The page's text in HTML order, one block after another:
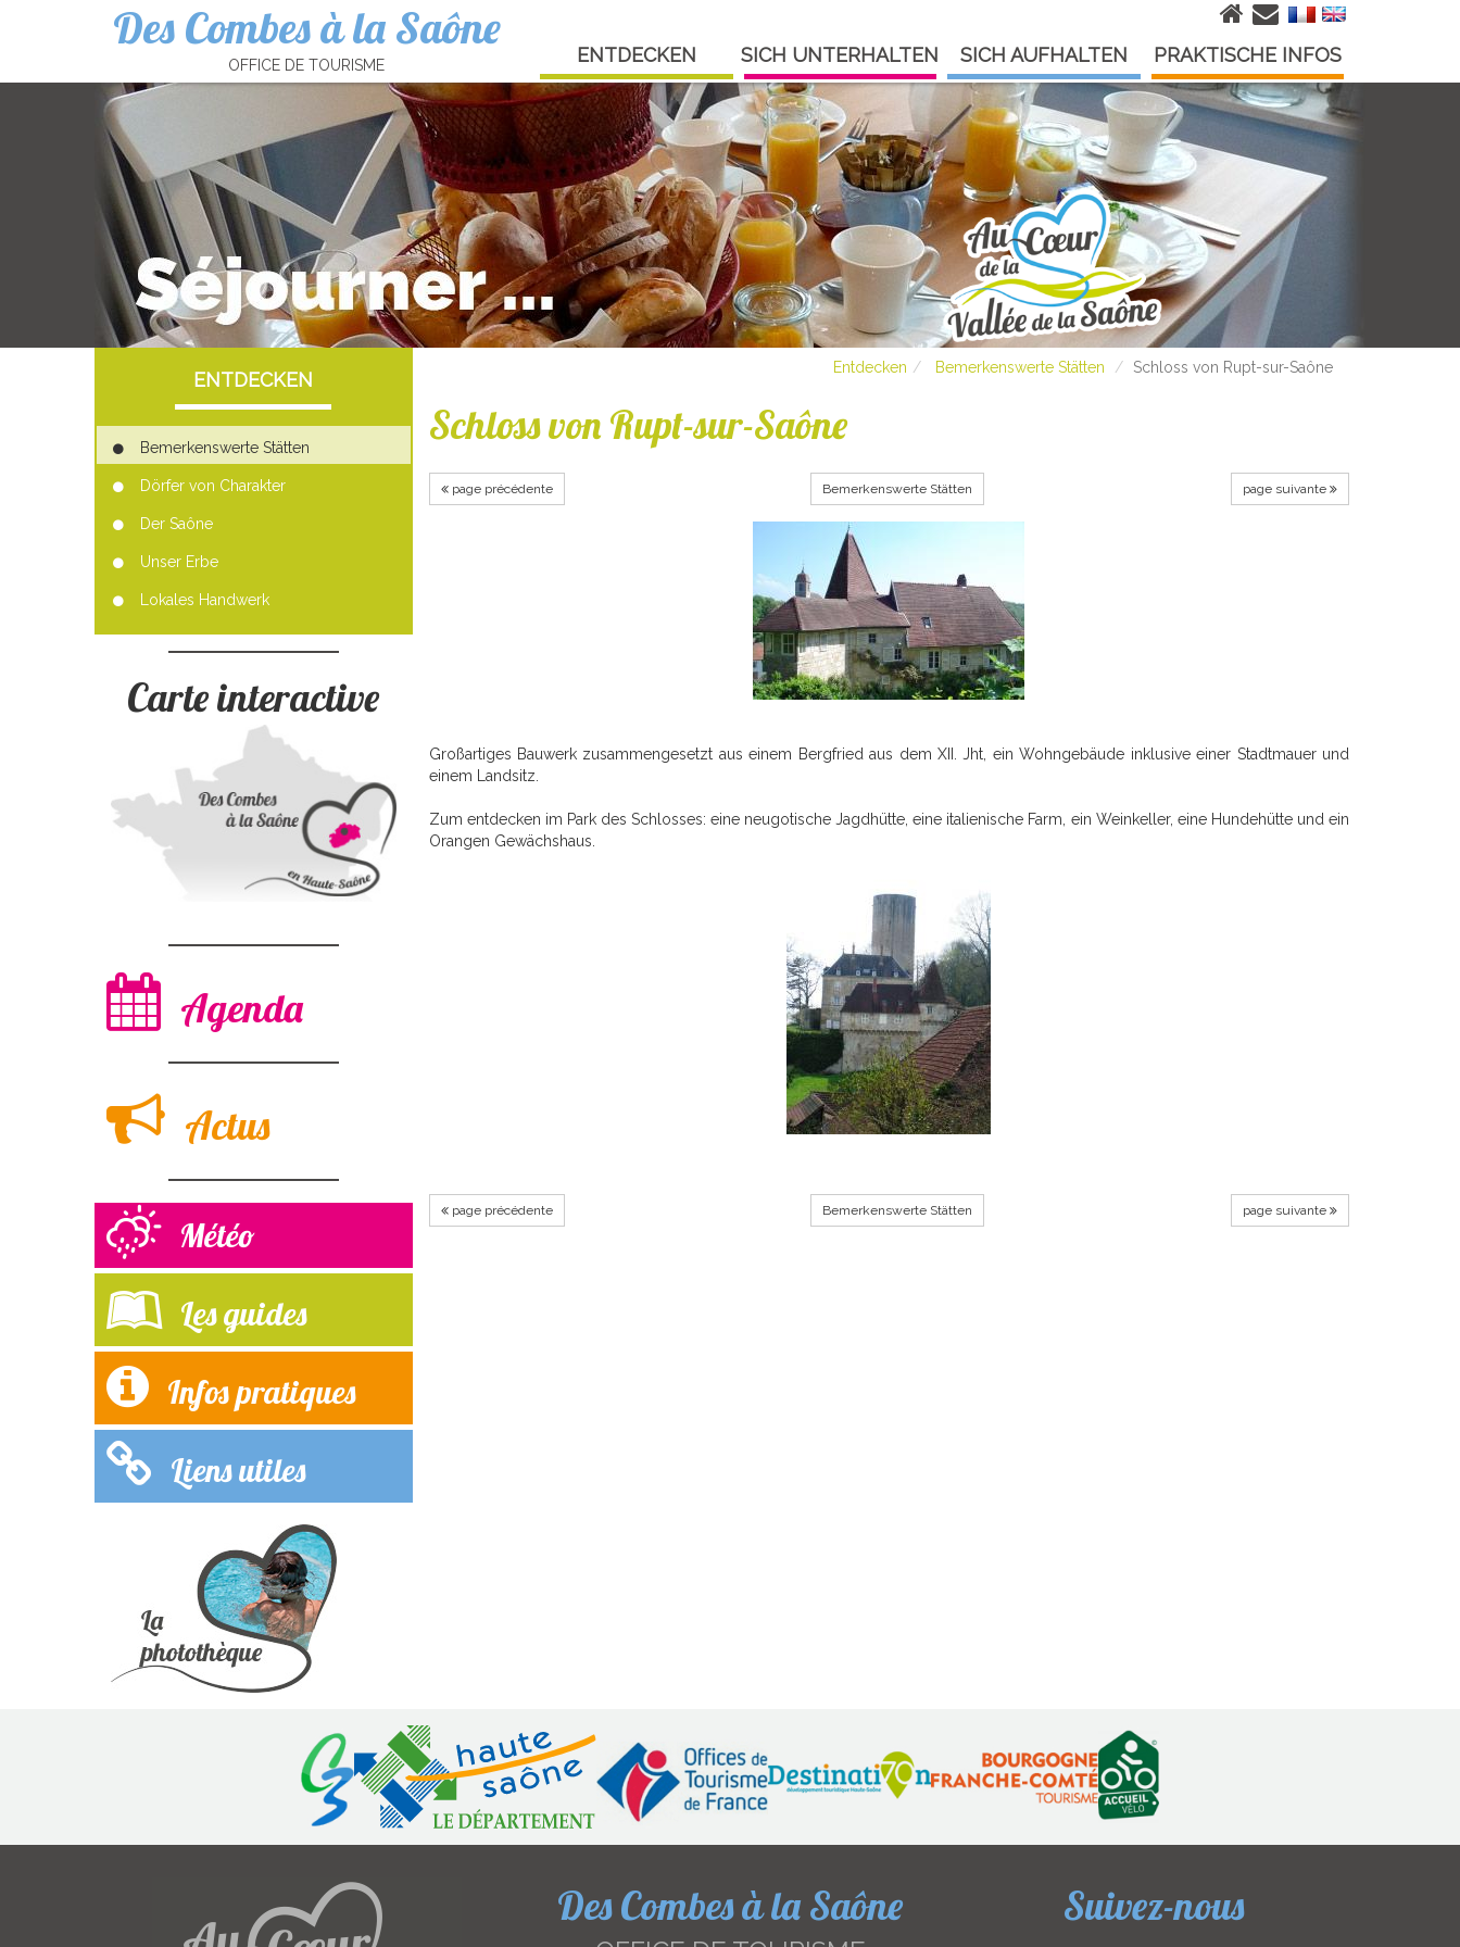
Des Combes à la Saône
OFFICE DE TOURISME ENTDECKEN SICH UNTERHALTEN SICH AUFHALTEN PRAKTISCHE INFOS
Entdecken Bemerkenswerte Stätten Schloss von Rupt-sur-Saône
Schloss von Rupt-sur-Saône
page précédente Bemerkenswerte Stätten page suivante
Großartiges Bauwerk zusammengesetzt aus einem Bergfried aus dem XII. Jht, ein Wohngebäude inklusive einer Stadtmauer und
einem Landsitz.
Zum entdecken im Park des Schlosses: eine neugotische Jagdhütte, eine italienische Farm, ein Weinkeller, eine Hundehütte und ein
Orangen Gewächshaus.
page précédente Bemerkenswerte Stätten page suivante
ENTDECKEN
Bemerkenswerte Stätten
Dörfer von Charakter
Der Saône
Unser Erbe
Lokales Handwerk
Carte interactive
Agenda
Actus
Météo
Les guides
Infos pratiques
Liens utiles
Des Combes à la Saône Suivez-nous
Cookies management panel